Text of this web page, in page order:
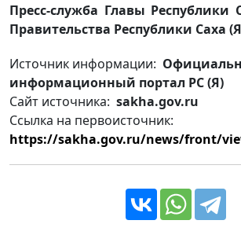
Пресс-служба Главы Республики
Правительства Республики Саха
Источник информации:
информационный портал РС (Я)
Сайт источника: sakha.gov.ru
Ссылка на первоисточник:
https://sakha.gov.ru/news/front/